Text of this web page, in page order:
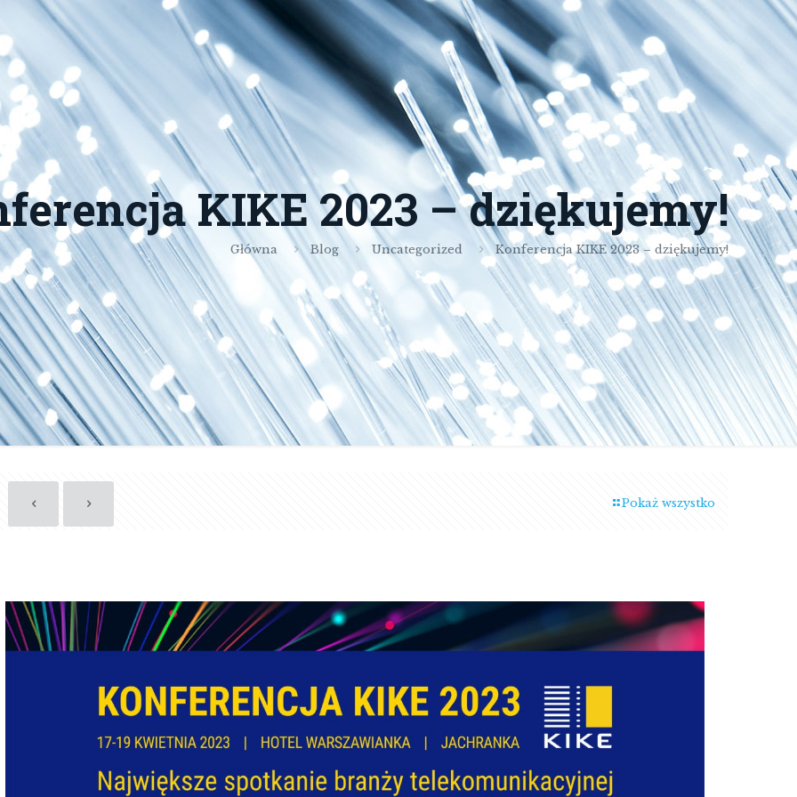
KIKE 2023 – dziękujemy!
Główna Blog Uncategorized Konferencja KIKE 2023 – dziękujemy!
Pokaż wszystko